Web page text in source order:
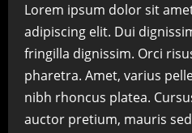
Lorem ipsum dolor sit
adipiscing elit. Dui
fringilla dignissim. Orci
pharetra. Amet, varius
nibh rhoncus platea.
auctor pretium, mauris